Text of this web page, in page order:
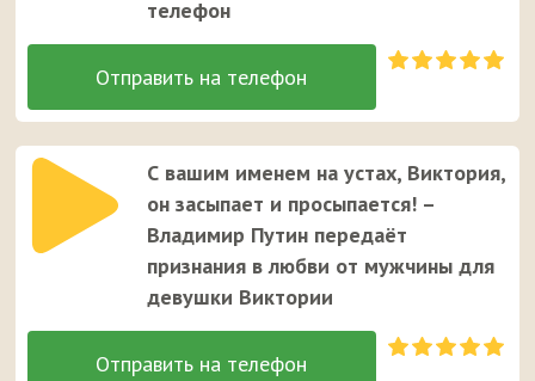
телефон
С вашим именем на устах, Виктория,
он засыпает и просыпается! –
Владимир Путин передаёт
признания в любви от мужчины для
девушки Виктории